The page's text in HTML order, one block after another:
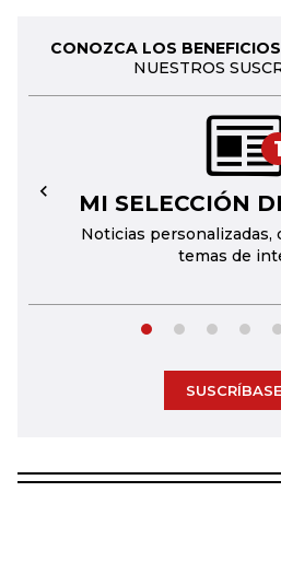
CONOZCA LOS
NUESTROS
1
MI SELECCIÓN
Noticias personalizadas,
temas de
←